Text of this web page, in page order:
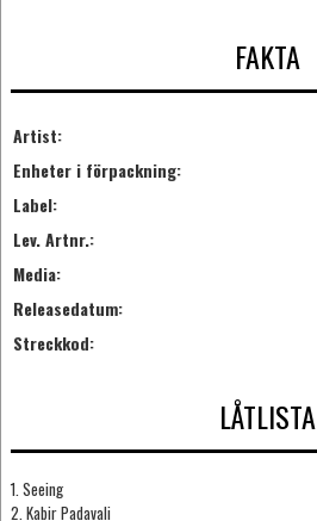
FAKTA
Artist:
Enheter i förpackning:
Label:
Lev. Artnr.:
Media:
Releasedatum:
Streckkod:
LÅTLISTA
1. Seeing
2. Kabir Padavali